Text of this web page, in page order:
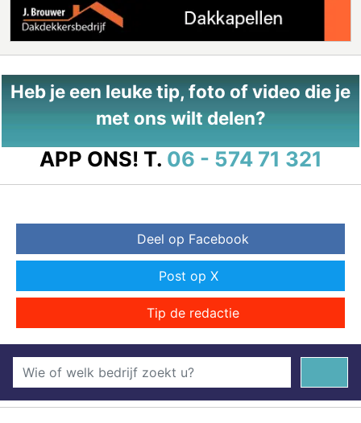
Heb je een leuke tip, foto of video die je
met ons wilt delen?
APP ONS! T. 06 - 574 71 321
Deel op Facebook
Post op X
Tip de redactie